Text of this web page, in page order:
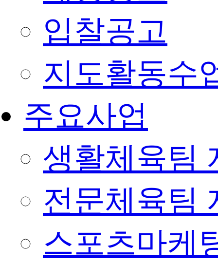
입찰공고
지도활동수
주요사업
생활체육팀
전문체육팀
스포츠마케